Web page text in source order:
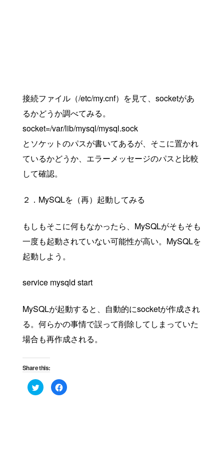
接続ファイル（/etc/my.cnf）を見て、socketがあ
るかどうか調べてみる。
socket=/var/lib/mysql/mysql.sock
とソケットのパスが書いてあるが、そこに置かれ
ているかどうか、エラーメッセージのパスと比較
して確認。
２．MySQLを（再）起動してみる
もしもそこに何もなかったら、MySQLがそもそも
一度も起動されていない可能性が高い。MySQLを
起動しよう。
service mysqld start
MySQLが起動すると、自動的にsocketが作成され
る。何らかの事情で誤って削除してしまっていた
場合も再作成される。
Share this:
Click
to
share
Click
to